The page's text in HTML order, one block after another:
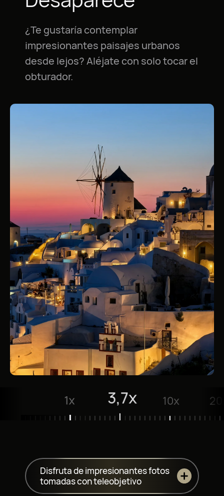
¿Te gustaría contemplar
impresionantes paisajes urbanos
desde lejos? Aléjate con solo tocar el
obturador.
1x 3,7x 10x 20x
Disfruta de impresionantes fotos
tomadas con teleobjetivo